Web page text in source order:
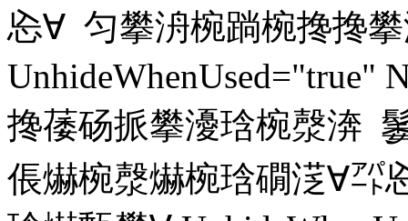
㤀∀ 匀攀洀椀䠀椀搀搀
搀䔀砀挀攀瀀琀椀漀渀
倀爀椀漀爀椀琀礀㴀∀㌀